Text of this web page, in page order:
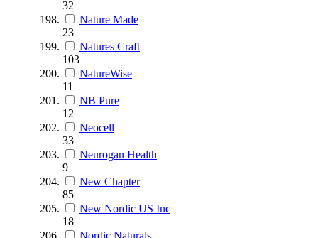
32
Nature Made
23
Natures Craft
103
NatureWise
11
NB Pure
12
Neocell
33
Neurogan Health
9
New Chapter
85
New Nordic US Inc
18
Nordic Naturals